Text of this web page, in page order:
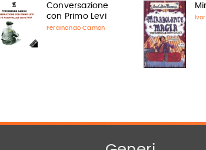
Conversazione
con Primo Levi
Ferdinando Camon